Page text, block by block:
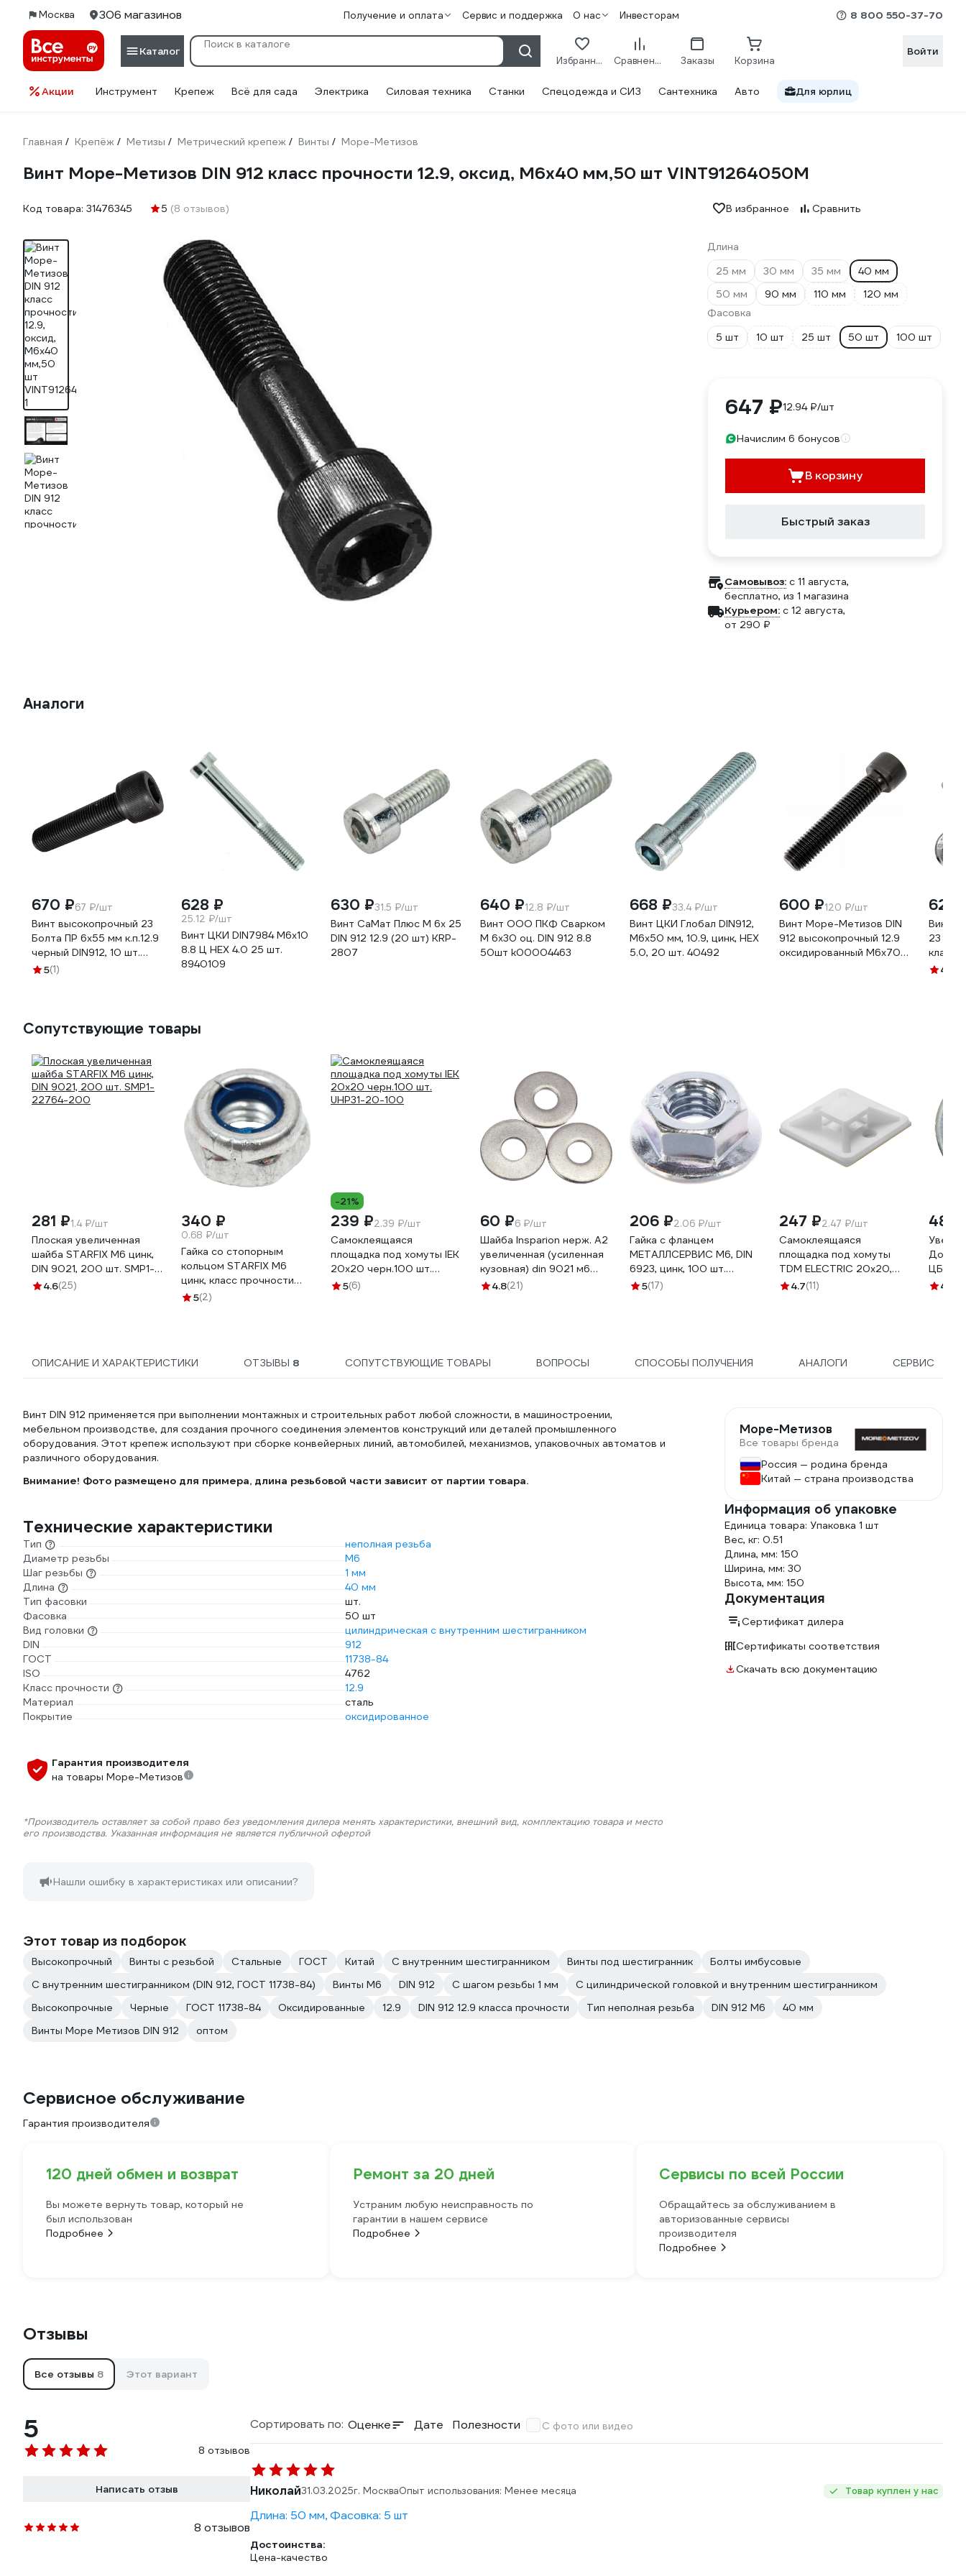
Москва 306 магазинов Получение и оплата Сервис и поддержка О нас Инвесторам 8 800 550-37-70
Каталог
Избранное Сравнение Заказы Корзина
Войти
Акции Инструмент Крепеж Всё для сада Электрика Силовая техника Станки Спецодежда и СИЗ Сантехника Авто Для юрлиц
Главная / Крепёж / Метизы / Метрический крепеж / Винты / Море-Метизов
Винт Море-Метизов DIN 912 класс прочности 12.9, оксид, M6x40 мм,50 шт VINT91264050M
Код товара: 31476345 5 (8 отзывов) В избранное Сравнить
Длина
25 мм
30 мм 35 мм
40 мм
50 мм
90 мм 110 мм
120 мм
Фасовка
5 шт
10 шт 25 шт 50 шт 100 шт
647 ₽12.94 ₽/шт
Начислим 6 бонусов
В корзину
Быстрый заказ
Самовывоз: c 11 августа,
бесплатно, из 1 магазина
Курьером: c 12 августа,
от 290 ₽
Аналоги
670 ₽67 ₽/шт
Винт высокопрочный 23
Болта ПР 6x55 мм к.п.12.9
черный DIN912, 10 шт.
П0000019296ПРф10
5(1)
628 ₽
25.12 ₽/шт
Винт ЦКИ DIN7984 М6x10
8.8 Ц HEX 4.0 25 шт.
8940109
630 ₽31.5 ₽/шт
Винт СаМат Плюс М 6х 25
DIN 912 12.9 (20 шт) KRP-
2807
640 ₽12.8 ₽/шт
Винт ООО ПКФ Сварком
М 6x30 оц. DIN 912 8.8
50шт k00004463
668 ₽33.4 ₽/шт
Винт ЦКИ Глобал DIN912,
М6x50 мм, 10.9, цинк, HEX
5.0, 20 шт. 40492
600 ₽120 ₽/шт
Винт Море-Метизов DIN
912 высокопрочный 12.9
оксидированный M6х70
620
Винт
23
класс
4.7
Сопутствующие товары
281 ₽1.4 ₽/шт
Плоская увеличенная
шайба STARFIX М6 цинк,
DIN 9021, 200 шт. SMP1-
22764-200
4.6(25)
340 ₽
0.68 ₽/шт
Гайка со стопорным
кольцом STARFIX М6
цинк, класс прочности
5.8, DIN 985, 500 шт.
5(2)
-21%
239 ₽2.39 ₽/шт
Самоклеящаяся
площадка под хомуты IEK
20x20 черн.100 шт.
UHP31-20-100
5(6)
60 ₽6 ₽/шт
Шайба Insparion нерж. A2
увеличенная (усиленная
кузовная) din 9021 м6
10шт ЕВ-00000056
4.8(21)
206 ₽2.06 ₽/шт
Гайка с фланцем
МЕТАЛЛСЕРВИС М6, DIN
6923, цинк, 100 шт.
1239720
5(17)
247 ₽2.47 ₽/шт
Самоклеящаяся
площадка под хомуты
TDM ELECTRIC 20х20,
100 шт. SQ0516-0001
4.7(11)
48 ₽
ЦБ-
4.7
ОПИСАНИЕ И ХАРАКТЕРИСТИКИ ОТЗЫВЫ 8 СОПУТСТВУЮЩИЕ ТОВАРЫ ВОПРОСЫ СПОСОБЫ ПОЛУЧЕНИЯ АНАЛОГИ СЕРВИС
Винт DIN 912 применяется при выполнении монтажных и строительных работ любой сложности, в машиностроении,
мебельном производстве, для создания прочного соединения элементов конструкций или деталей промышленного
оборудования. Этот крепеж используют при сборке конвейерных линий, автомобилей, механизмов, упаковочных автоматов и
различного оборудования.
Внимание! Фото размещено для примера, длина резьбовой части зависит от партии товара.
Технические характеристики
Тип
неполная резьба
Диаметр резьбы
М6
Шаг резьбы
1 мм
Длина
40 мм
Тип фасовки
шт.
Фасовка
50 шт
Вид головки
цилиндрическая с внутренним шестигранником
DIN
912
ГОСТ
11738-84
ISO
4762
Класс прочности
12.9
Материал
сталь
Покрытие
оксидированное
Гарантия производителя
на товары Море-Метизов
*Производитель оставляет за собой право без уведомления дилера менять характеристики, внешний вид, комплектацию товара и место
его производства. Указанная информация не является публичной офертой
Нашли ошибку в характеристиках или описании?
Море-Метизов
Все товары бренда
Россия — родина бренда
Китай — страна производства
Информация об упаковке
Единица товара: Упаковка 1 шт
Вес, кг: 0.51
Длина, мм: 150
Ширина, мм: 30
Высота, мм: 150
Документация
Сертификат дилера
Сертификаты соответствия
Скачать всю документацию
Этот товар из подборок
Высокопрочный Винты с резьбой Стальные ГОСТ Китай С внутренним шестигранником Винты под шестигранник
Болты имбусовые
С внутренним шестигранником (DIN 912, ГОСТ 11738-84)
Винты М6 DIN 912 С шагом резьбы 1 мм
С цилиндрической головкой и внутренним шестигранником
Высокопрочные
Черные ГОСТ 11738-84 Оксидированные 12.9 DIN 912 12.9 класса прочности Тип неполная резьба DIN 912 М6
40 мм
Винты Море Метизов DIN 912
оптом
Сервисное обслуживание
Гарантия производителя
120 дней обмен и возврат
Вы можете вернуть товар, который не
был использован
Подробнее
Ремонт за 20 дней
Устраним любую неисправность по
гарантии в нашем сервисе
Подробнее
Сервисы по всей России
Обращайтесь за обслуживанием в
авторизованные сервисы
производителя
Подробнее
Отзывы
Все отзывы 8 Этот вариант
5
8 отзывов
Написать отзыв
8 отзывов
Сортировать по: Оценке Дате Полезности С фото или видео
Николай31.03.2025г. МоскваОпыт использования: Менее месяца Товар куплен у нас
Длина: 50 мм, Фасовка: 5 шт
Достоинства:
Цена-качество